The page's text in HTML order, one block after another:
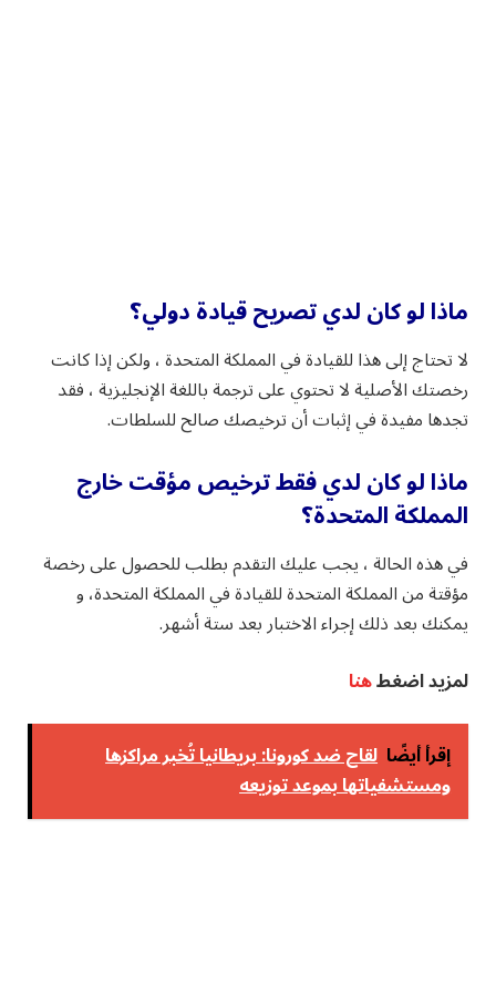
ماذا لو كان لدي تصريح قيادة دولي؟
لا تحتاج إلى هذا للقيادة في المملكة المتحدة ، ولكن إذا كانت
رخصتك الأصلية لا تحتوي على ترجمة باللغة الإنجليزية ، فقد
تجدها مفيدة في إثبات أن ترخيصك صالح للسلطات.
ماذا لو كان لدي فقط ترخيص مؤقت خارج
المملكة المتحدة؟
في هذه الحالة ، يجب عليك التقدم بطلب للحصول على رخصة
مؤقتة من المملكة المتحدة للقيادة في المملكة المتحدة، و
يمكنك بعد ذلك إجراء الاختبار بعد ستة أشهر.
لمزيد اضغطهنا
إقرأ أيضًا لقاح ضد كورونا: بريطانيا تُخبر مراكزها
ومستشفياتها بموعد توزيعه